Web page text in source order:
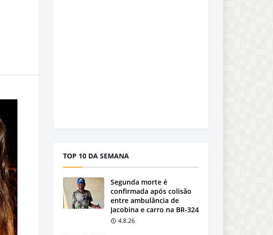
TOP 10 DA SEMANA
Segunda morte é
confirmada após colisão
entre ambulância de
Jacobina e carro na BR-324
4.8.26